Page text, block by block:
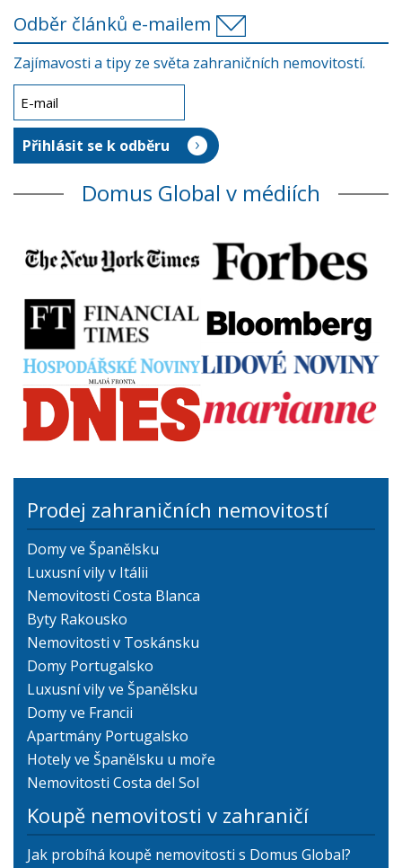
Odběr článků e-mailem
Zajímavosti a tipy ze světa zahraničních nemovitostí.
Domus Global v médiích
Prodej zahraničních nemovitostí
Domy ve Španělsku
Luxusní vily v Itálii
Nemovitosti Costa Blanca
Byty Rakousko
Nemovitosti v Toskánsku
Domy Portugalsko
Luxusní vily ve Španělsku
Domy ve Francii
Apartmány Portugalsko
Hotely ve Španělsku u moře
Nemovitosti Costa del Sol
Koupě nemovitosti v zahraničí
Jak probíhá koupě nemovitosti s Domus Global?